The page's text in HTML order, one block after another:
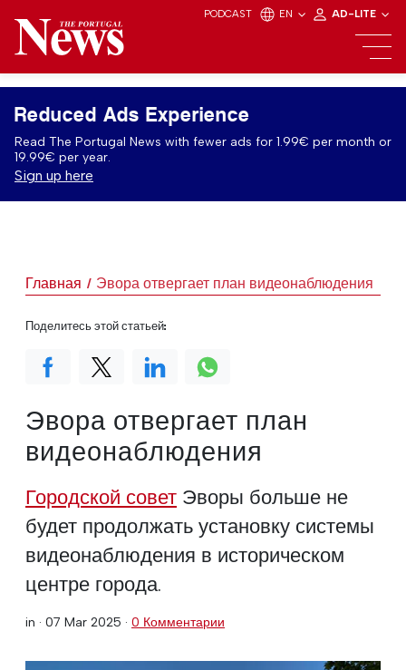
PODCAST EN AD-LITE
Reduced Ads Experience
Read The Portugal News with fewer ads for 1.99€ per month or
19.99€ per year.
Sign up here
Главная Эвора отвергает план видеонаблюдения
Эвора отвергает план
видеонаблюдения
Городской совет Эворы больше не
будет продолжать установку системы
видеонаблюдения в историческом
центре города.
in · 07 Mar 2025 · 0 Комментарии
Поделитесь этой статьей: